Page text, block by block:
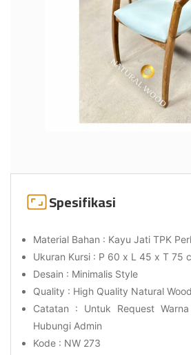
Spesifikasi
Material Bahan : Kayu Jati TPK
Ukuran Kursi : P 60 x L 45 x T 75
Desain : Minimalis Style
Quality : High Quality Natural
Catatan : Untuk Request
Hubungi Admin
Kode : NW 273